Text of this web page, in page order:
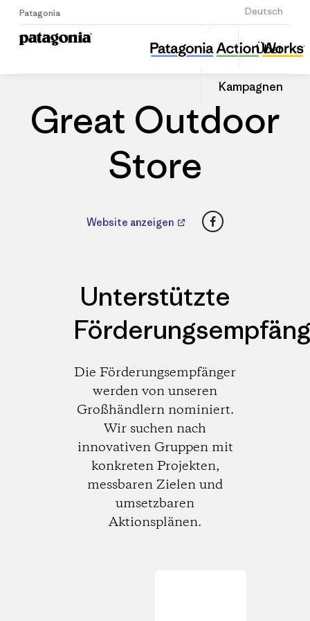
Patagonia Deutsch
Anmelden
Über
Kampagnen
Great Outdoor Store
Diesen
Beitrag
Auf
teilen
Great Outdoor
Store
Website anzeigen Facebook
Unterstützte
Die Förderungsempfänger
werden von unseren
Großhändlern nominiert.
Wir suchen nach
innovativen Gruppen mit
konkreten Projekten,
messbaren Zielen und
umsetzbaren
Aktionsplänen.